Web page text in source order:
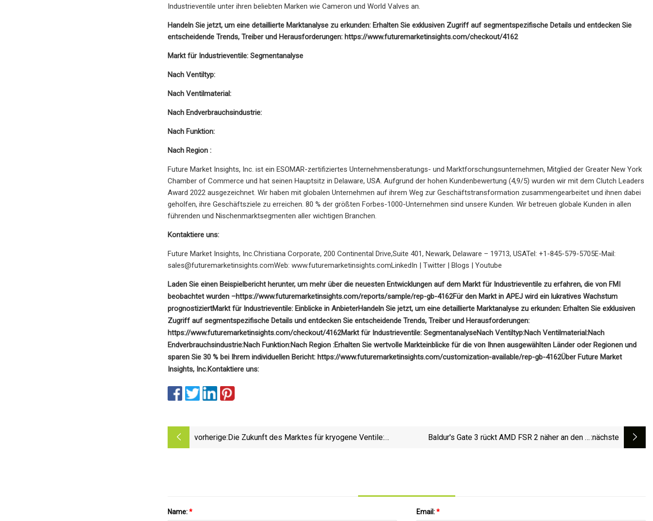
Industrieventile unter ihren beliebten Marken wie Cameron und World Valves an.
Handeln Sie jetzt, um eine detaillierte Marktanalyse zu erkunden: Erhalten Sie exklusiven Zugriff auf segmentspezifische Details und entdecken Sie
entscheidende Trends, Treiber und Herausforderungen: https://www.futuremarketinsights.com/checkout/4162
Markt für Industrieventile: Segmentanalyse
Nach Ventiltyp:
Nach Ventilmaterial:
Nach Endverbrauchsindustrie:
Nach Funktion:
Nach Region :
Future Market Insights, Inc. ist ein ESOMAR-zertifiziertes Unternehmensberatungs- und Marktforschungsunternehmen, Mitglied der Greater New York
Chamber of Commerce und hat seinen Hauptsitz in Delaware, USA. Aufgrund der hohen Kundenbewertung (4,9/5) wurden wir mit dem Clutch Leaders
Award 2022 ausgezeichnet. Wir haben mit globalen Unternehmen auf ihrem Weg zur Geschäftstransformation zusammengearbeitet und ihnen dabei
geholfen, ihre Geschäftsziele zu erreichen. 80 % der größten Forbes-1000-Unternehmen sind unsere Kunden. Wir betreuen globale Kunden in allen
führenden und Nischenmarktsegmenten aller wichtigen Branchen.
Kontaktiere uns:
Future Market Insights, Inc.Christiana Corporate, 200 Continental Drive,Suite 401, Newark, Delaware – 19713, USATel: +1-845-579-5705E-Mail:
sales@futuremarketinsights.comWeb: www.futuremarketinsights.comLinkedIn | Twitter | Blogs | Youtube
Laden Sie einen Beispielbericht herunter, um mehr über die neuesten Entwicklungen auf dem Markt für Industrieventile zu erfahren, die von FMI
beobachtet wurden –https://www.futuremarketinsights.com/reports/sample/rep-gb-4162Für den Markt in APEJ wird ein lukratives Wachstum
prognostiziertMarkt für Industrieventile: Einblicke in AnbieterHandeln Sie jetzt, um eine detaillierte Marktanalyse zu erkunden: Erhalten Sie exklusiven
Zugriff auf segmentspezifische Details und entdecken Sie entscheidende Trends, Treiber und Herausforderungen:
https://www.futuremarketinsights.com/checkout/4162Markt für Industrieventile: SegmentanalyseNach Ventiltyp:Nach Ventilmaterial:Nach
Endverbrauchsindustrie:Nach Funktion:Nach Region :Erhalten Sie wertvolle Markteinblicke für die von Ihnen ausgewählten Länder oder Regionen und
sparen Sie 30 % bei Ihrem individuellen Bericht: https://www.futuremarketinsights.com/customization-available/rep-gb-4162Über Future Market
Insights, Inc.Kontaktiere uns:
vorherige:Die Zukunft des Marktes für kryogene Ventile:
Baldur's Gate 3 rückt AMD FSR 2 näher an den 6.:nächste
Name:* Email:*